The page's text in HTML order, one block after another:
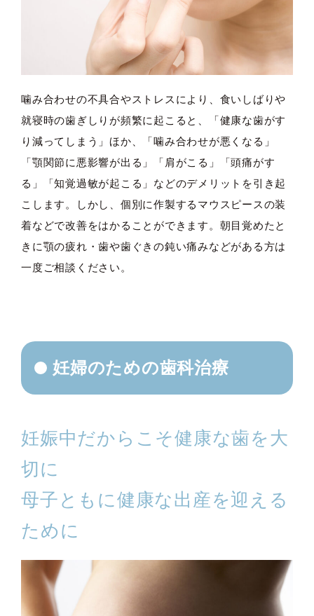
噛み合わせの不具合やストレスにより、食いしばりや
就寝時の歯ぎしりが頻繁に起こると、「健康な歯がす
り減ってしまう」ほか、「噛み合わせが悪くなる」
「顎関節に悪影響が出る」「肩がこる」「頭痛がす
る」「知覚過敏が起こる」などのデメリットを引き起
こします。しかし、個別に作製するマウスピースの装
着などで改善をはかることができます。朝目覚めたと
きに顎の疲れ・歯や歯ぐきの鈍い痛みなどがある方は
一度ご相談ください。
妊婦のための歯科治療
妊娠中だからこそ健康な歯を大
切に
母子ともに健康な出産を迎える
ために